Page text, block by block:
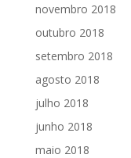
novembro 2018
outubro 2018
setembro 2018
agosto 2018
julho 2018
junho 2018
maio 2018